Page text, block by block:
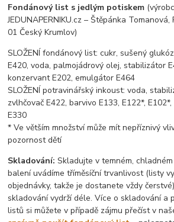
Fondánový list s jedlým potiskem
JEDUNAPERNIKU.cz – Štěpánka
01 Český Krumlov)
SLOŽENÍ fondánový list: cukr, sušený
E420, voda, palmojádrový olej, stabilizátor
konzervant E202, emulgátor E464
SLOŽENÍ potravinářský inkoust: voda,
zvlhčovač E422, barvivo E133, E122*,
E330
* Ve větším množství může mít nepříznivý
pozornost dětí
Skladování: Skladujte v temném,
balení uvádíme tříměsíční trvanlivost (listy
objednávky, takže je dostanete vždy
skladování vydrží déle. Více o skladování a
listů si můžete v případě zájmu přečíst v